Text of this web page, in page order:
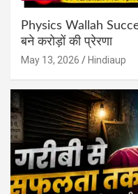
Physics Wallah
बने करोड़ों की प्रेरणा
May 13, 2026 Hindiaup